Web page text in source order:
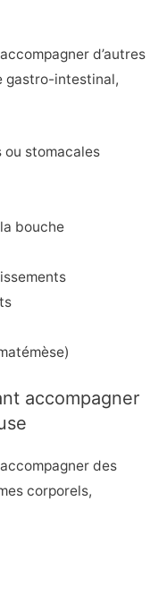
d’autres
gastro-intestinal,
ou stomacales
bouche
accompagner
des
corporels,